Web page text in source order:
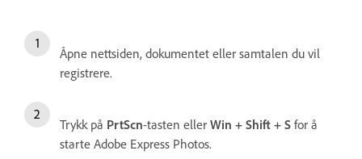
Åpne nettsiden, dokumentet eller samtalen du vil
registrere.
Trykk på PrtScn-tasten eller Win + Shift + S for å
starte Adobe Express Photos.